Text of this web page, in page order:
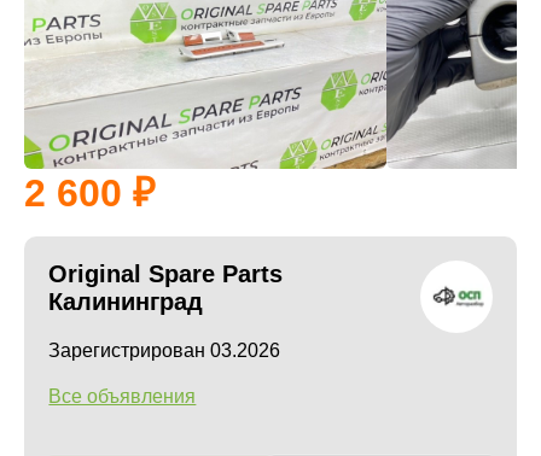
2 600
Original Spare Parts
Калининград
Зарегистрирован 03.2026
Все объявления